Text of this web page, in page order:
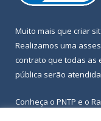
Muito mais que criar
Realizamos uma
contrato que todas as
pública serão
Conheça o PNTP e o